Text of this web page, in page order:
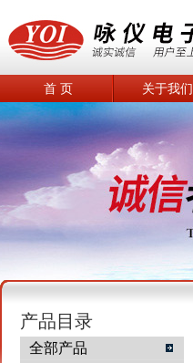
首 页 关于我们
产品目录
全部产品